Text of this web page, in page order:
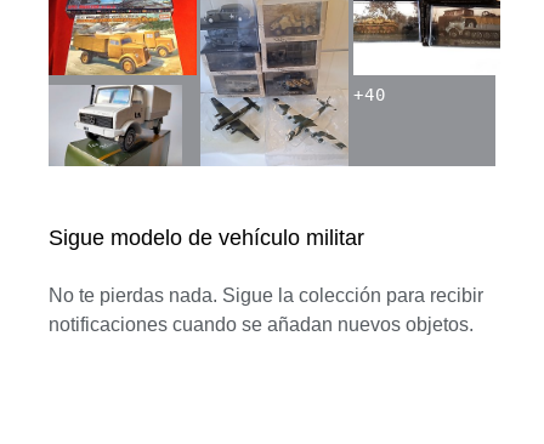
Sigue modelo de vehículo militar
No te pierdas nada. Sigue la colección para recibir
notificaciones cuando se añadan nuevos objetos.
+40